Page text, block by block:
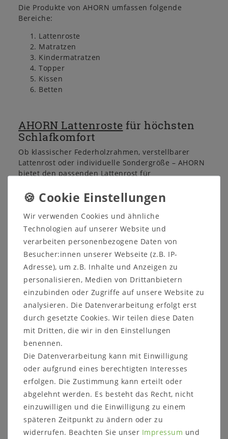
Die Produkte von AHORN umfassen folgende
Bereiche:
Lattenroste
Matratzen
Kindermatratzen
Topper
Kissen
Betten
AHORN Lattenroste für höchsten
Schlafkomfort
Ob klassischer Federholzrahmen, verstellbarer
Lattenrost oder individuelle Sondergröße – AHORN
bietet den passenden Lattenrost für
Materialien, moderne Technologie und
jahrzehntelange Erfahrung machen AHORN
Lattenroste zur idealen Wahl für gesunden Schlaf
und langfristiges Wohlbefinden.
Lattenroste in Sondergrößen nach Maß
Nicht jedes Bett entspricht Standardmaßen.
Deshalb bietet AHORN viele Lattenroste auch als
Sonderanfertigung an. Unterschiedliche Breiten
und Längen sowie maßgeschneiderte Lösungen
ermöglichen die perfekte Anpassung an nahezu
jedes Bettgestell – schnell, flexibel und präzise
gefertigt.
AHORN Matratzenfür alle –
individueller Schlafkomfort für
jede Anforderung
Die richtige Matratze ist entscheidend für
gesunden Schlaf, optimale Regeneration und
langfristiges Wohlbefinden. Egal, ob einfach
Wir verwenden Cookies und ähnliche
Technologien auf unserer Website und
verarbeiten personenbezogene Daten von
Besucher:innen unserer Webseite (z.B. IP-
Adresse), um z.B. Inhalte und Anzeigen zu
personalisieren, Medien von Drittanbietern
einzubinden oder Zugriffe auf unsere Website zu
analysieren. Die Datenverarbeitung erfolgt erst
durch gesetzte Cookies. Wir teilen diese Daten
mit Dritten, die wir in den Einstellungen
benennen.
Die Datenverarbeitung kann mit Einwilligung
oder aufgrund eines berechtigten Interesses
erfolgen. Die Zustimmung kann erteilt oder
abgelehnt werden. Es besteht das Recht, nicht
einzuwilligen und die Einwilligung zu einem
späteren Zeitpunkt zu ändern oder zu
widerrufen. Beachten Sie unser Impressum und